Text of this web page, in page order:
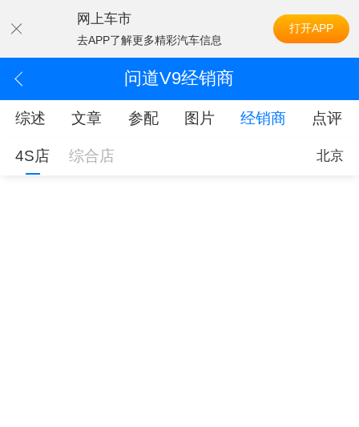
网上车市
去APP了解更多精彩汽车信息
打开APP
问道V9经销商
综述 文章 参配 图片 经销商 点评
4S店 综合店 北京